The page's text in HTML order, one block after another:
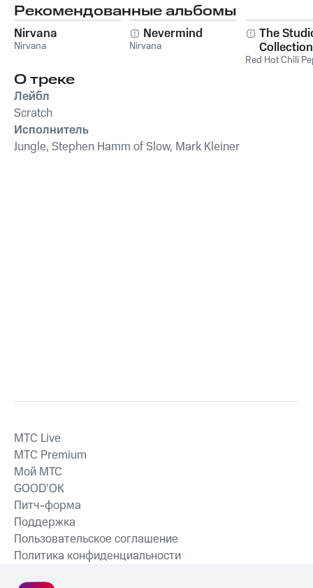
Рекомендованные альбомы
Nirvana
Nirvana
Nevermind
Nirvana
The
Collection
Red Hot Chili
О треке
Лейбл
Scratch
Исполнитель
Jungle, Stephen Hamm of Slow, Mark Kleiner
MTС Live
MTС Premium
Мой МТС
GOOD’OK
Питч-форма
Поддержка
Пользовательское соглашение
Политика конфиденциальности